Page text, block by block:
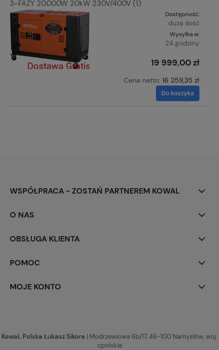
3-FAZY 20.000W 20kW 230V/400V (1)
Dostępność:
duża ilość
Wysyłka w:
24 godziny
19 999,00 zł
Cena netto: 16 259,35 zł
Do koszyka
WSPÓŁPRACA - ZOSTAŃ PARTNEREM KOWAL
O NAS
OBSŁUGA KLIENTA
POMOC
MOJE KONTO
KowaL Polska Łukasz Sikora | Modrzewiowa 6b/17, 46-100 Namysłów, woj.
opolskie